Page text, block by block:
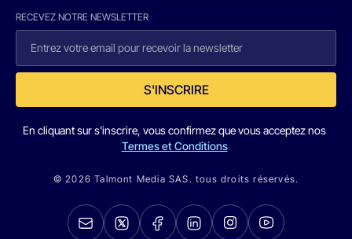
RECEVEZ NOTRE NEWSLETTER
S'INSCRIRE
En cliquant sur s'inscrire, vous confirmez que vous acceptez nos
Termes et Conditions
© 2026 Talmont Media SAS. tous droits réservés.